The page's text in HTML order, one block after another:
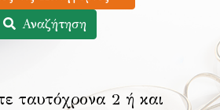
Αναζήτηση
ταυτόχρονα 2 ή και